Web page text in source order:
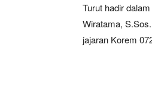
Turut hadir
Wiratama,
jajaran Korem